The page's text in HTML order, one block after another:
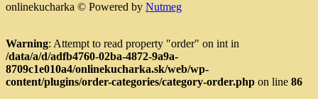
onlinekucharka © Powered by Nutmeg
Warning: Attempt to read property "order" on int in
/data/a/d/adfb4760-02ba-4872-9a9a-
8709c1e010a4/onlinekucharka.sk/web/wp-
content/plugins/order-categories/category-order.php on line 86